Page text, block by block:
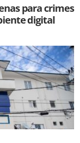
para crimes
digital